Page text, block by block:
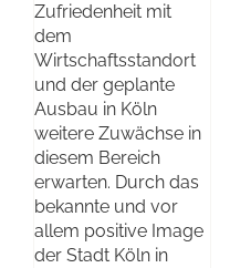
Zufriedenheit mit
dem
Wirtschaftsstandort
und der geplante
Ausbau in Köln
weitere Zuwächse in
diesem Bereich
erwarten. Durch das
bekannte und vor
allem positive Image
der Stadt Köln in